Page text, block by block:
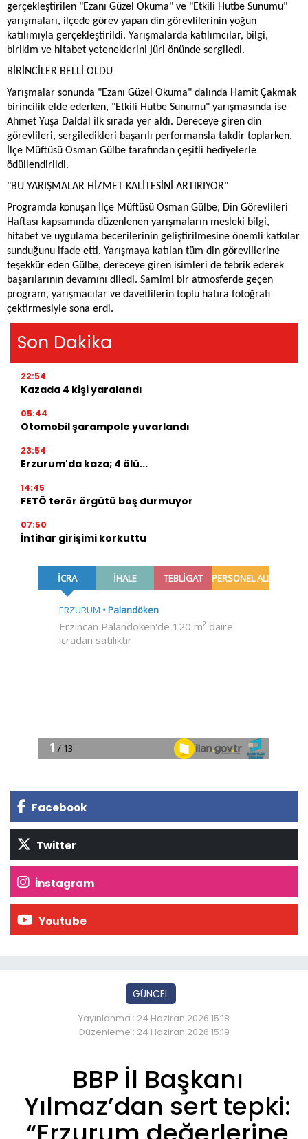
gerçekleştirilen "Ezanı Güzel Okuma" ve "Etkili Hutbe Sunumu"
yarışmaları, ilçede görev yapan din görevlilerinin yoğun
katılımıyla gerçekleştirildi. Yarışmalarda katılımcılar, bilgi,
birikim ve hitabet yeteneklerini jüri önünde sergiledi.
BİRİNCİLER BELLİ OLDU
Yarışmalar sonunda "Ezanı Güzel Okuma" dalında Hamit Çakmak
birincilik elde ederken, "Etkili Hutbe Sunumu" yarışmasında ise
Ahmet Yuşa Daldal ilk sırada yer aldı. Dereceye giren din
görevlileri, sergiledikleri başarılı performansla takdir toplarken,
İlçe Müftüsü Osman Gülbe tarafından çeşitli hediyelerle
ödüllendirildi.
"BU YARIŞMALAR HİZMET KALİTESİNİ ARTIRIYOR"
Programda konuşan İlçe Müftüsü Osman Gülbe, Din Görevlileri
Haftası kapsamında düzenlenen yarışmaların mesleki bilgi,
hitabet ve uygulama becerilerinin geliştirilmesine önemli katkılar
sunduğunu ifade etti. Yarışmaya katılan tüm din görevlilerine
teşekkür eden Gülbe, dereceye giren isimleri de tebrik ederek
başarılarının devamını diledi. Samimi bir atmosferde geçen
program, yarışmacılar ve davetlilerin toplu hatıra fotoğrafı
çektirmesiyle sona erdi.
Son Dakika
22:54
Kazada 4 kişi yaralandı
05:44
Otomobil şarampole yuvarlandı
23:54
Erzurum'da kaza; 4 ölü...
14:45
FETÖ terör örgütü boş durmuyor
07:50
İntihar girişimi korkuttu
Facebook
Twitter
İnstagram
Youtube
GÜNCEL
Yayınlanma : 24 Haziran 2026 15:18
Düzenleme : 24 Haziran 2026 15:19
BBP İl Başkanı
Yılmaz’dan sert tepki: